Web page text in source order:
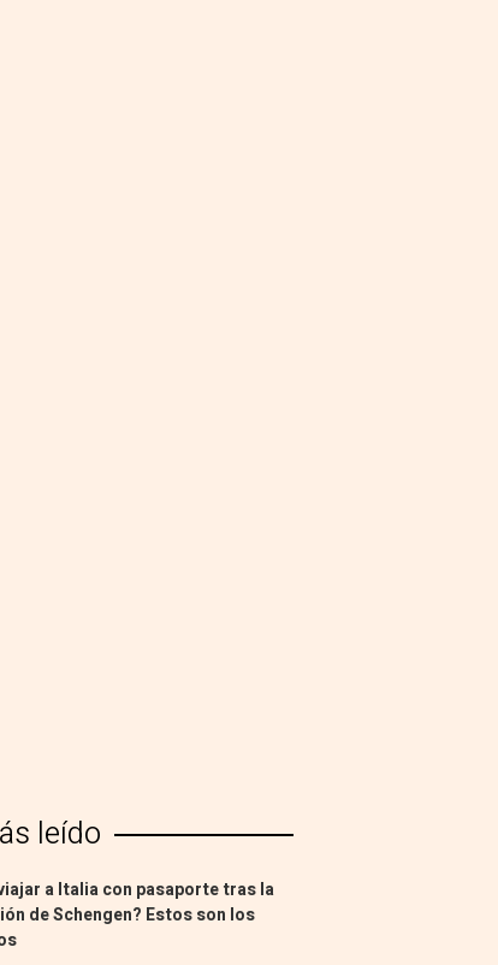
leído
a Italia con pasaporte tras la
de Schengen? Estos son los